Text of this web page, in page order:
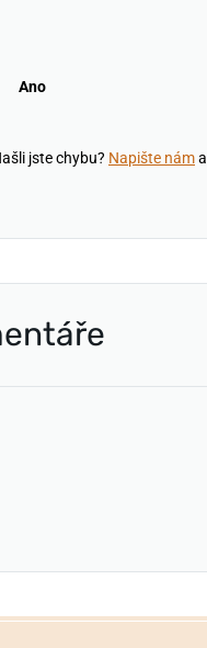
Ano
jste chybu? Napište nám